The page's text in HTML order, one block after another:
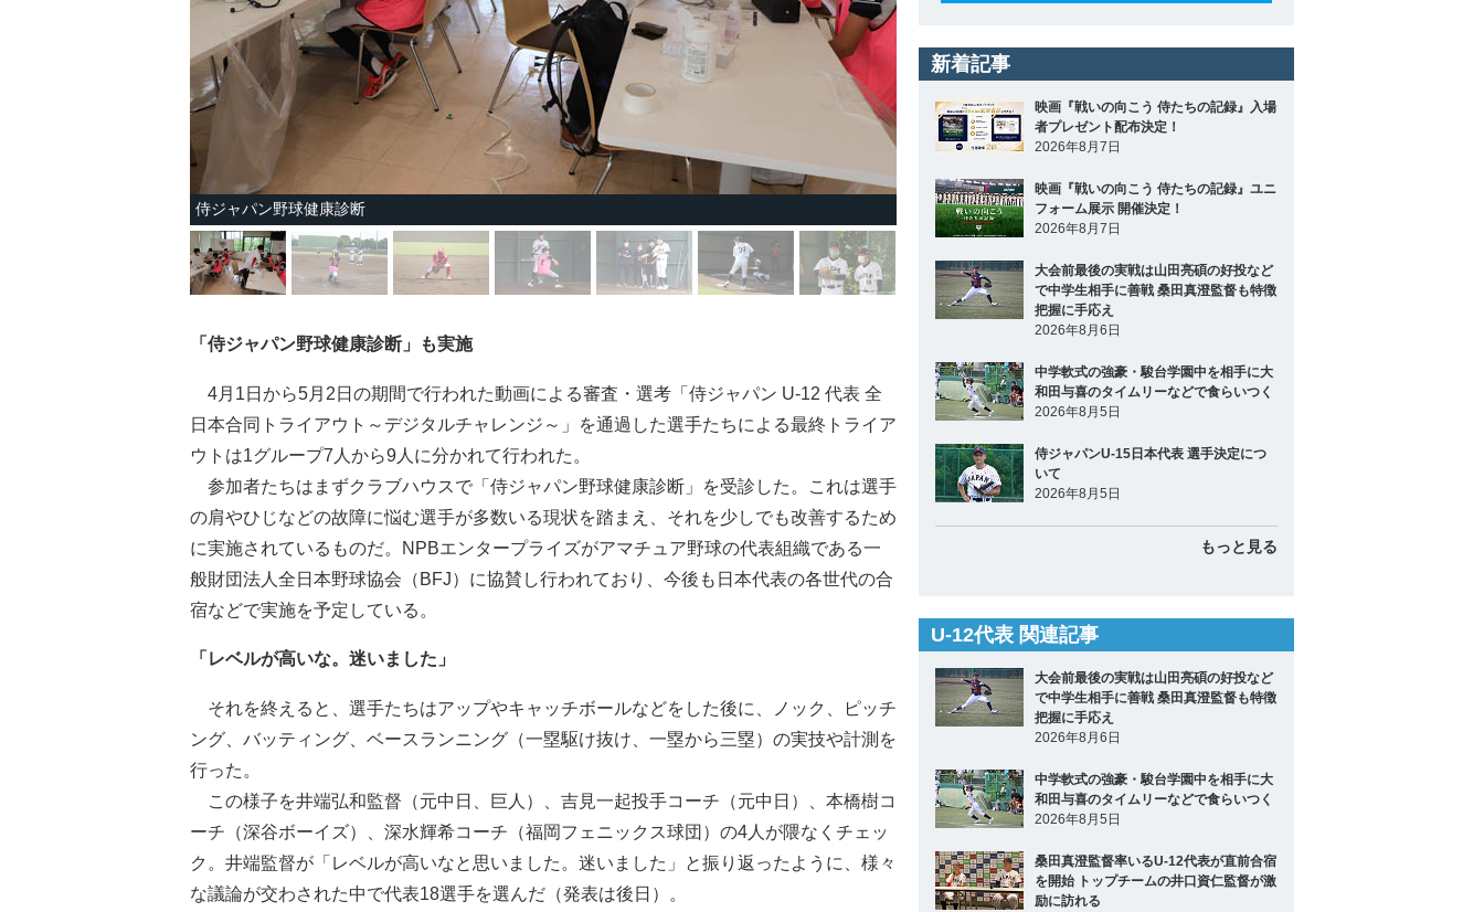
侍ジャパン野球健康診断
「侍ジャパン野球健康診断」も実施
4月1日から5月2日の期間で行われた動画による審査・選考「侍ジャパン U-12 代表 全
日本合同トライアウト～デジタルチャレンジ～」を通過した選手たちによる最終トライア
ウトは1グループ7人から9人に分かれて行われた。
参加者たちはまずクラブハウスで「侍ジャパン野球健康診断」を受診した。これは選手
の肩やひじなどの故障に悩む選手が多数いる現状を踏まえ、それを少しでも改善するため
に実施されているものだ。NPBエンタープライズがアマチュア野球の代表組織である一
般財団法人全日本野球協会（BFJ）に協賛し行われており、今後も日本代表の各世代の合
宿などで実施を予定している。
「レベルが高いな。迷いました」
それを終えると、選手たちはアップやキャッチボールなどをした後に、ノック、ピッチ
ング、バッティング、ベースランニング（一塁駆け抜け、一塁から三塁）の実技や計測を
行った。
この様子を井端弘和監督（元中日、巨人）、吉見一起投手コーチ（元中日）、本橋樹コ
ーチ（深谷ボーイズ）、深水輝希コーチ（福岡フェニックス球団）の4人が隈なくチェッ
ク。井端監督が「レベルが高いなと思いました。迷いました」と振り返ったように、様々
な議論が交わされた中で代表18選手を選んだ（発表は後日）。
新着記事
映画『戦いの向こう 侍たちの記録』入場
者プレゼント配布決定！
2026年8月7日
映画『戦いの向こう 侍たちの記録』ユニ
フォーム展示 開催決定！
2026年8月7日
大会前最後の実戦は山田亮碩の好投など
で中学生相手に善戦 桑田真澄監督も特徴
把握に手応え
2026年8月6日
中学軟式の強豪・駿台学園中を相手に大
和田与喜のタイムリーなどで食らいつく
2026年8月5日
侍ジャパンU-15日本代表 選手決定につ
いて
2026年8月5日
もっと見る
U-12代表 関連記事
大会前最後の実戦は山田亮碩の好投など
で中学生相手に善戦 桑田真澄監督も特徴
把握に手応え
2026年8月6日
中学軟式の強豪・駿台学園中を相手に大
和田与喜のタイムリーなどで食らいつく
2026年8月5日
桑田真澄監督率いるU-12代表が直前合宿
を開始 トップチームの井口資仁監督が激
励に訪れる